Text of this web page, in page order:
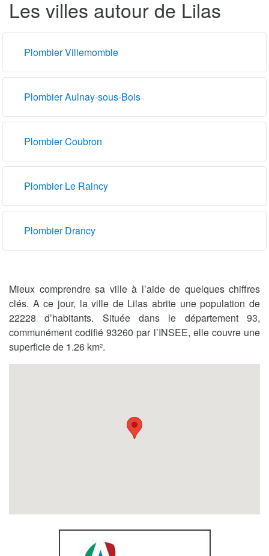
Les villes autour de Lilas
Plombier Villemomble
Plombier Aulnay-sous-Bois
Plombier Coubron
Plombier Le Raincy
Plombier Drancy
Mieux comprendre sa ville à l’aide de quelques chiffres
clés. A ce jour, la ville de Lilas abrite une population de
22228 d’habitants. Située dans le département 93,
communément codifié 93260 par l’INSEE, elle couvre une
superficie de 1.26 km².